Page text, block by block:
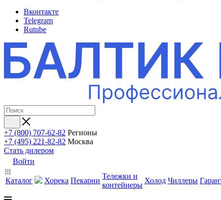
Вконтакте
Telegram
Rutube
+7 (800) 707-62-82 Регионы
+7 (495) 221-82-82 Москва
Стать дилером
Войти
Каталог Хорека Пекарни
Тележки и
контейнеры
Холод Чиллеры